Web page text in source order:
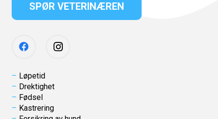
SPØR VETERINÆREN
Løpetid
Drektighet
Fødsel
Kastrering